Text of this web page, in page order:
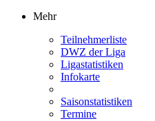
Mehr
Teilnehmerliste
DWZ der Liga
Ligastatistiken
Infokarte
Saisonstatistiken
Termine